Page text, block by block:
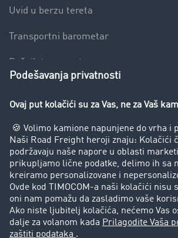
Uvid u berzu tereta
Transportni barometar
Rečnik transporta
Preduzeće
Uspešne priče
Korisnici preporučuju korisnike
Pravna pitanja
Impressum